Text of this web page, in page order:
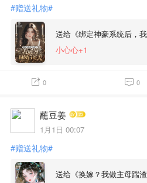
#赠送礼物#
送给《绑定神豪系统后，
小心心+1
0 0
蘸豆姜
1月1日 00:07
#赠送礼物#
送给《换嫁？我做主母踹